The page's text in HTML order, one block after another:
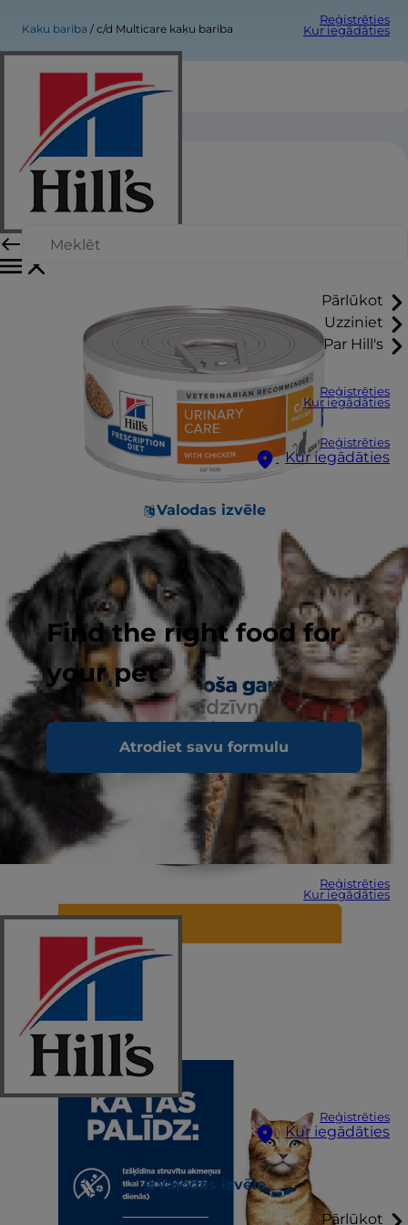
Reģistrēties
Kur iegādāties
Pārlūkot
Uzziniet
Par Hill's
Reģistrēties
Kur iegādāties
Reģistrēties
Kur iegādāties
Valodas izvēle
Find the right food for
your pet
Atrodiet savu formulu
Reģistrēties
Kur iegādāties
Reģistrēties
Kur iegādāties
Valodas izvēle
Pārlūkot
Kaķu barība c/d Multicare kaķu barība
c/d Multicare kaķu barība